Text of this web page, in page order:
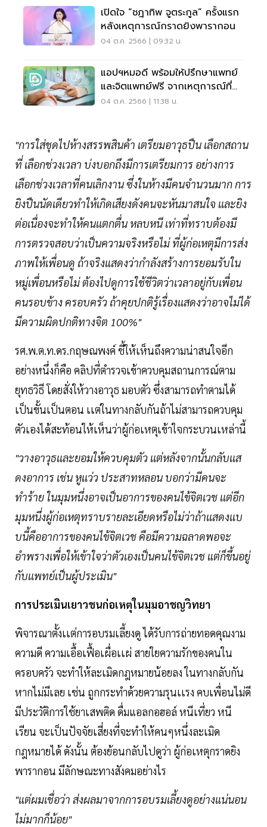
เปิดใจ “ชฎาทิพ จูตระกูล” ครั้งแรก
หลังเหตุการณ์กราดยิงพารากอน
04 ต.ค. 2566 | 09:32 น.
แอปฯหมอดี พร้อมให้ปรึกษาแพทย์
และจิตแพทย์ฟรี จากเหตุการณ์ที่พา
รากอน
04 ต.ค. 2566 | 11:38 น.
"การใส่ชุดไปห้างสรรพสินค้า เตรียมอาวุธปืน เลือกสถาน
ที่ เลือกช่วงเวลา บ่งบอกถึงมีการเตรียมการ อย่างการ
เลือกช่วงเวลาที่คนเลิกงาน ซึ่งในห้างมีคนจำนวนมาก การ
ยิงปืนนัดเดียวทำให้เกิดเสียงดังคนจะหันมาสนใจ เเละยิง
ต่อเนื่องจะทำให้คนเเตกตื่น หลบหนี เท่าที่ทราบต้องมี
การตรวจสอบว่าเป็นความจริงหรือไม่ ที่ผู้ก่อเหตุมีการส่ง
ภาพให้เพื่อนดู ถ้าจริงแสดงว่ากำลังสร้างการยอมรับใน
หมู่เพื่อนหรือไม่ ต้องไปดูการใช้ชีวิตว่าเวลาอยู่กับเพื่อน
คนรอบข้าง ครอบครัว ถ้าคุยปกติรู้เรื่องเเสดงว่าอาจไม่ได้
มีความผิดปกติทางจิต 100%"
รศ.พ.ต.ท.ดร.กฤษณพงค์ ชี้ให้เห็นถึงความน่าสนใจอีก
อย่างหนึ่งก็คือ คลิปที่ตำรวจเข้าควบคุมสถานการณ์ตาม
ยุทธวิธี โดยสั่งให้วางอาวุธ มอบตัว ซึ่งสามารถทำตามได้
เป็นขั้นเป็นตอน เเต่ในทางกลับกันถ้าไม่สามารถควบคุม
ตัวเองได้สะท้อนให้เห็นว่าผู้ก่อเหตุเข้าใจกระบวนเหล่านี้
"วางอาวุธเเละยอมให้ควบคุมตัว เเต่หลังจากนั้นกลับเเส
ดงอาการ เช่น หูเเว่ว ประสาทหลอน บอกว่ามีคนจะ
ทำร้าย ในมุมหนึ่งอาจเป็นอาการของคนไข้จิตเวช เเต่อีก
มุมหนึ่งผู้ก่อเหตุทราบรายละเอียดหรือไม่ว่าถ้าเเสดงเเบ
บนี้คืออาการของคนไข้จิตเวช คือมีความฉลาดพอจะ
อำพรางเพื่อให้เข้าใจว่าตัวเองเป็นคนไข้จิตเวช แต่ก็ขึ้นอยู่
กับเเพทย์เป็นผู้ประเมิน"
การประเมินเยาวชนก่อเหตุในมุมอาชญวิทยา
พิจารณาตั้งเเต่การอบรมเลี้ยงดู ได้รับการถ่ายทอดคุณงาม
ความดี ความเอื้อเฟื้อเผื่อเเผ่ สายใยความรักของคนใน
ครอบครัว จะทำให้ละเมิดกฎหมายน้อยลง ในทางกลับกัน
หากไม่มีเลย เช่น ถูกกระทำด้วยความรุนเเรง คบเพื่อนไม่ดี
มีประวัติการใช้ยาเสพติด ดื่มแอลกอฮอล์ หนีเที่ยว หนี
เรียน จะเป็นปัจจัยเสี่ยงที่จะทำให้คนๆหนึ่งละเมิด
กฎหมายได้ ดังนั้น ต้องย้อนกลับไปดูว่า ผู้ก่อเหตุกราดยิง
พารากอน มีลักษณะทางสังคมอย่างไร
"แต่ผมเชื่อว่า ส่งผลมาจากการอบรมเลี้ยงดูอย่างแน่นอน
ไม่มากก็น้อย"